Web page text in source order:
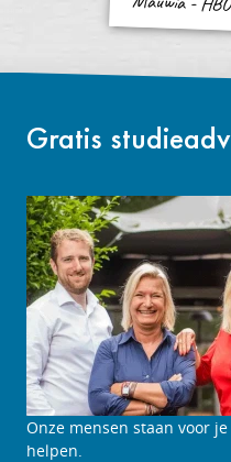
Gratis
Studieadviesgesprek
aanvragen
Onze mensen staan voor
helpen.